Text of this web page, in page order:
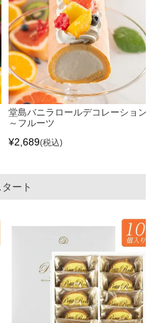
堂島バニラロールデコレーション
～フルーツ
¥2,689 税込
ート